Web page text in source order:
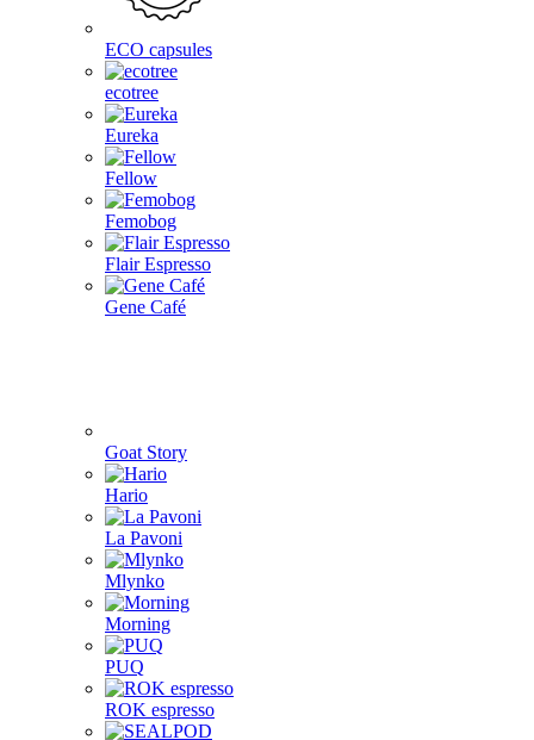
ECO capsules
ecotree
Eureka
Fellow
Femobog
Flair Espresso
Gene Café
Goat Story
Hario
La Pavoni
Mlynko
Morning
PUQ
ROK espresso